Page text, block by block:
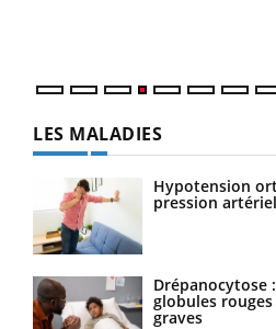
LES MALADIES
Hypotension
pression
Drépanocytose
globules
graves